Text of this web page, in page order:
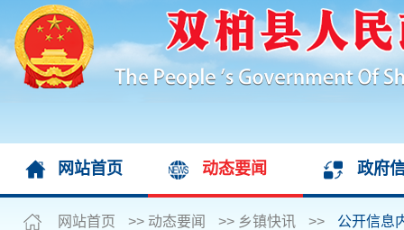
网站首页 动态要闻 政府
网站首页 >> 动态要闻 >> 乡镇快讯 >> 公开信息